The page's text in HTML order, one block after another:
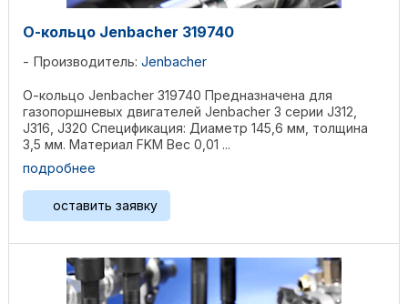
О-кольцо Jenbacher 319740
Производитель: Jenbacher
О-кольцо Jenbacher 319740 Предназначена для
газопоршневых двигателей Jenbacher 3 серии J312,
J316, J320 Спецификация: Диаметр 145,6 мм, толщина
3,5 мм. Материал FKM Вес 0,01 ...
подробнее
оставить заявку